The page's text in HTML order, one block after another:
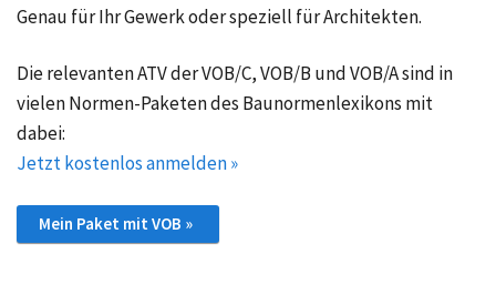
Genau für Ihr Gewerk oder speziell für Architekten.
Die relevanten ATV der VOB/C, VOB/B und VOB/A sind in
vielen Normen-Paketen des Baunormenlexikons mit
dabei:
Jetzt kostenlos anmelden »
Mein Paket mit VOB »